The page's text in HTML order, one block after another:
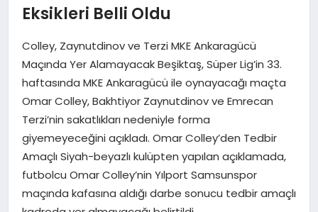
SPOR
SAĞLIK
EKONOMI
MAGAZIN
EĞITIM
Eksikleri Belli Oldu
Colley, Zaynutdinov ve Terzi MKE Ankaragücü
Maçında Yer Alamayacak Beşiktaş, Süper Lig’in 33.
haftasında MKE Ankaragücü ile oynayacağı maçta
Omar Colley, Bakhtiyor Zaynutdinov ve Emrecan
Terzi’nin sakatlıkları nedeniyle forma
giyemeyeceğini açıkladı. Omar Colley’den Tedbir
Amaçlı Siyah-beyazlı kulüpten yapılan açıklamada,
futbolcu Omar Colley’nin Yılport Samsunspor
maçında kafasına aldığı darbe sonucu tedbir amaçlı